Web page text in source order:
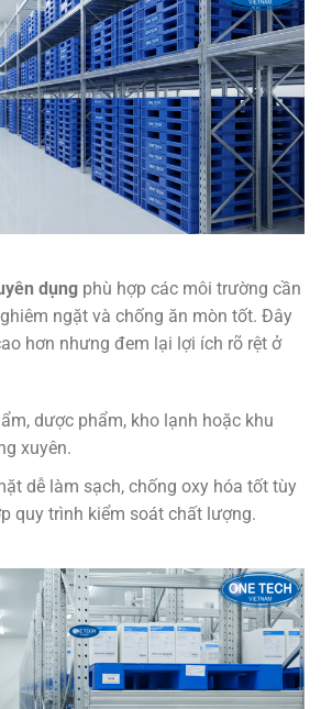
dụng phù hợp các môi trường cần
ngặt và chống ăn mòn tốt. Đây
hơn nhưng đem lại lợi ích rõ rệt ở
dược phẩm, kho lạnh hoặc khu
xuyên.
dễ làm sạch, chống oxy hóa tốt tùy
quy trình kiểm soát chất lượng.